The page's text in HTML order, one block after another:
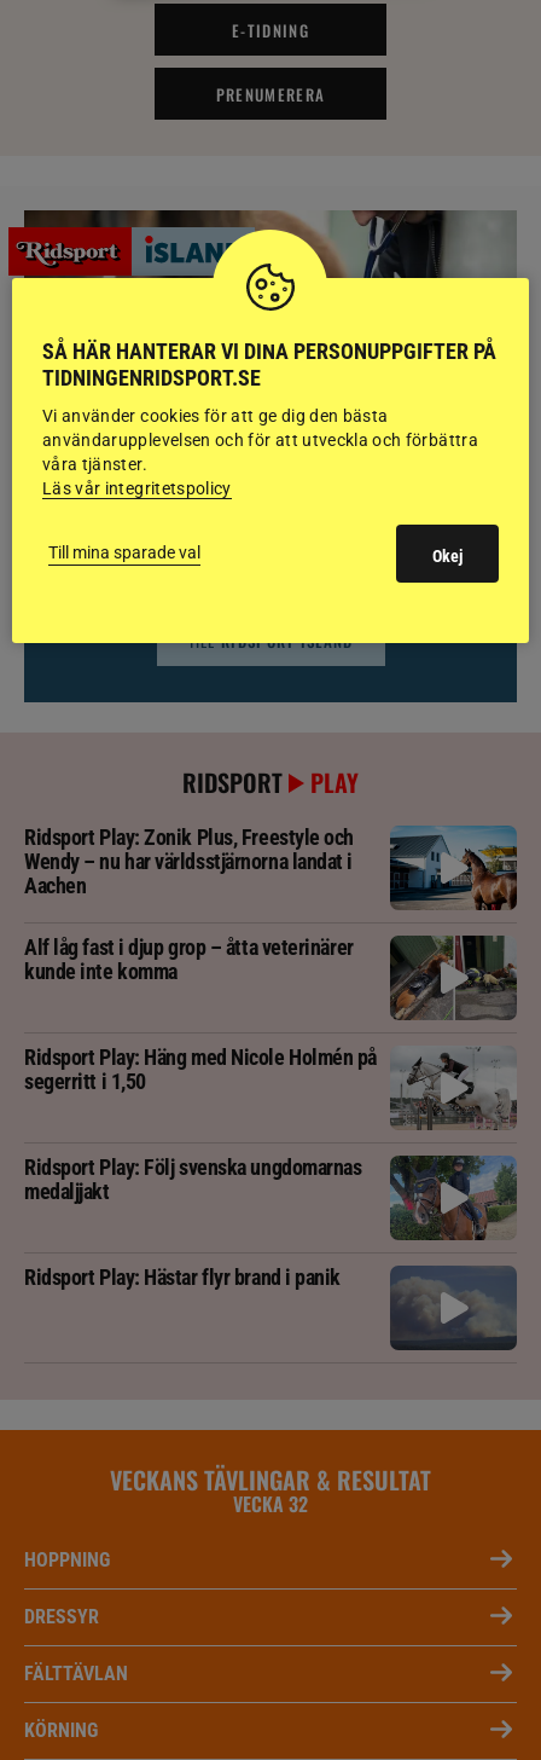
E-TIDNING
PRENUMERERA
NYHETER
Brett politiskt stöd för förändringar i djursjukvården –
häst kan omfattas
TILLRIDSPORT ISLAND
RIDSPORT PLAY
Ridsport Play: Zonik Plus, Freestyle och
Wendy – nu har världsstjärnorna landat i
Aachen
Alf låg fast i djup grop – åtta veterinärer
kunde inte komma
Ridsport Play: Häng med Nicole Holmén på
segerritt i 1,50
Ridsport Play: Följ svenska ungdomarnas
medaljjakt
Ridsport Play: Hästar flyr brand i panik
VECKANS TÄVLINGAR & RESULTAT
VECKA 32
HOPPNING
DRESSYR
FÄLTTÄVLAN
KÖRNING
SÅ HÄR HANTERAR VI DINA PERSONUPPGIFTER PÅ
TIDNINGENRIDSPORT.SE
Vi använder cookies för att ge dig den bästa
användarupplevelsen och för att utveckla och förbättra
våra tjänster.
Läs vår integritetspolicy
Till mina sparade val Okej